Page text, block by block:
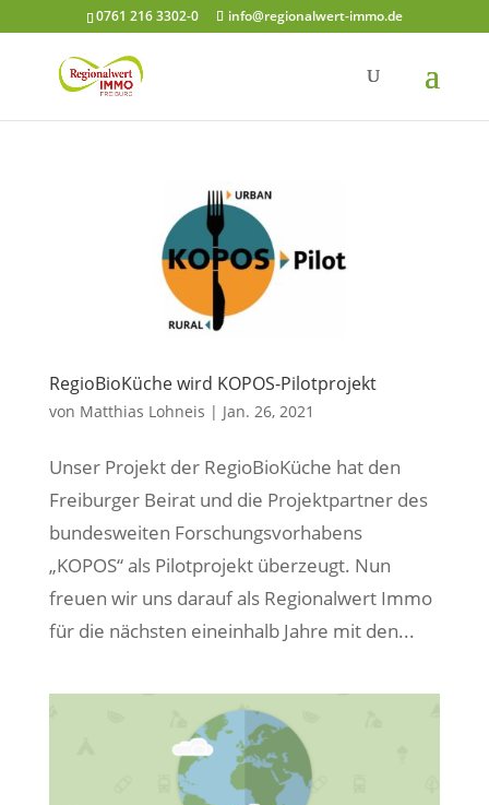
0761 216 3302-0 info@regionalwert-immo.de
RegioBioKüche wird KOPOS-Pilotprojekt
von Matthias Lohneis | Jan. 26, 2021
Unser Projekt der RegioBioKüche hat den
Freiburger Beirat und die Projektpartner des
bundesweiten Forschungsvorhabens
„KOPOS“ als Pilotprojekt überzeugt. Nun
freuen wir uns darauf als Regionalwert Immo
für die nächsten eineinhalb Jahre mit den...